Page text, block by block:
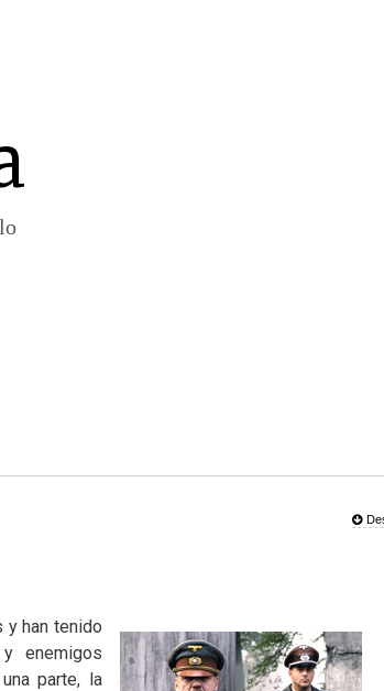
y han tenido
enemigos
parte, la